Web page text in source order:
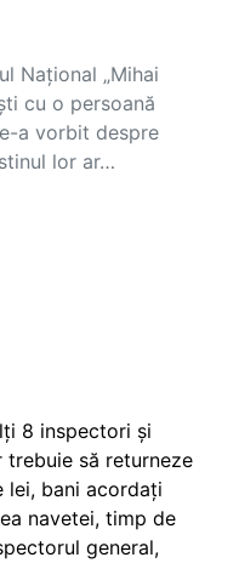
Național „Mihai
cu o persoană
a vorbit despre
lor ar…
8 inspectori și
trebuie să returneze
lei, bani acordați
navetei, timp de
general,